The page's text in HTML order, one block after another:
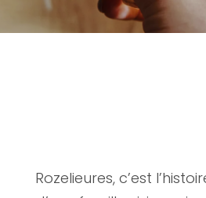
Rozelieures, c’est